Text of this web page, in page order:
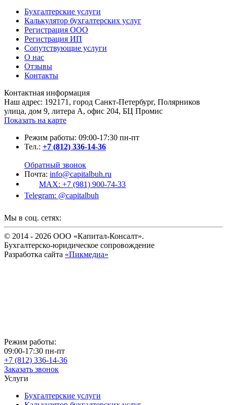
Бухгалтерские услуги
Калькулятор бухгалтерских услуг
Регистрация ООО
Регистрация ИП
Сопутствующие услуги
О нас
Отзывы
Контакты
Контактная информация
Наш адрес: 192171, город Санкт-Петербург, Полярников
улица, дом 9, литера А, офис 204, БЦ Промис
Показать на карте
Режим работы: 09:00-17:30 пн-пт
Тел.: +7 (812) 336-14-36
Обратный звонок
Почта: info@capitalbuh.ru
MAX: +7 (981) 900-74-33
Telegram: @capitalbuh
Мы в соц. сетях:
© 2014 - 2026 ООО «Капитал-Консалт».
Бухгалтерско-юридическое сопровождение
Разработка сайта «Пикмедиа»
Режим работы:
09:00-17:30 пн-пт
+7 (812) 336-14-36
Заказать звонок
Услуги
Бухгалтерские услуги